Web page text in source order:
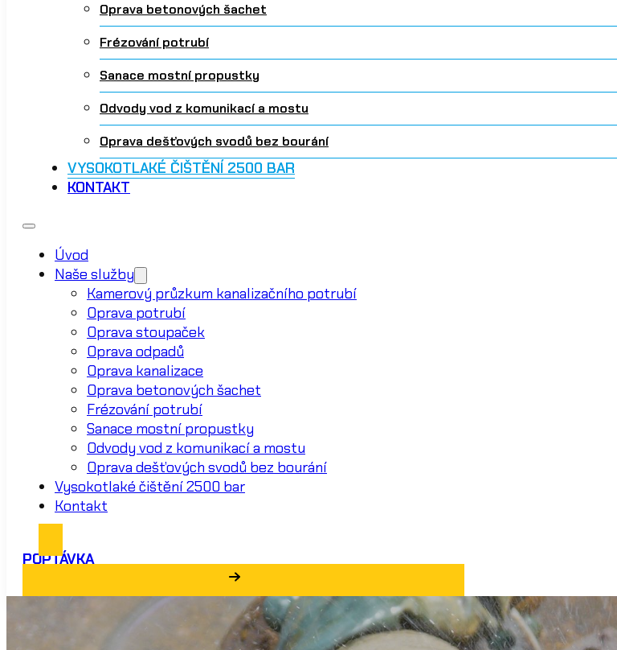
Oprava betonových šachet
Frézování potrubí
Sanace mostní propustky
Odvody vod z komunikací a mostu
Oprava dešťových svodů bez bourání
VYSOKOTLAKÉ ČIŠTĚNÍ 2500 BAR
KONTAKT
Úvod
Naše služby
Kamerový průzkum kanalizačního potrubí
Oprava potrubí
Oprava stoupaček
Oprava odpadů
Oprava kanalizace
Oprava betonových šachet
Frézování potrubí
Sanace mostní propustky
Odvody vod z komunikací a mostu
Oprava dešťových svodů bez bourání
Vysokotlaké čištění 2500 bar
Kontakt
POPTÁVKA